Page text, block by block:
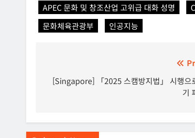
APEC 문화 및 창조산업 고위급 대화 성명
문화체육관광부
인공지능
탐
[Singapore] 「2025 스캠방지법」 시행으
기